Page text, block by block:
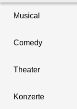
Musical
Comedy
Theater
Konzerte